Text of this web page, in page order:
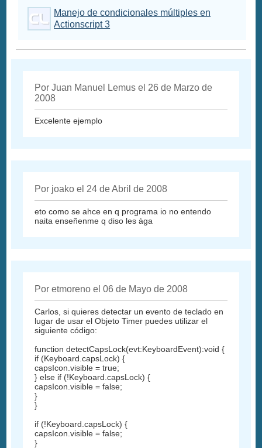
Manejo de condicionales múltiples en
Actionscript 3
Por Juan Manuel Lemus el 26 de Marzo de
2008
Excelente ejemplo
Por joako el 24 de Abril de 2008
eto como se ahce en q programa io no entendo
naita enseñenme q diso les àga
Por etmoreno el 06 de Mayo de 2008
Carlos, si quieres detectar un evento de teclado en
lugar de usar el Objeto Timer puedes utilizar el
siguiente código:
function detectCapsLock(evt:KeyboardEvent):void {
if (Keyboard.capsLock) {
capsIcon.visible = true;
} else if (!Keyboard.capsLock) {
capsIcon.visible = false;
}
}
if (!Keyboard.capsLock) {
capsIcon.visible = false;
}